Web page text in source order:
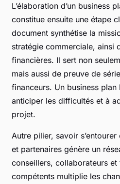
L’élaboration d’un business
constitue ensuite une étape
document synthétise la
stratégie commerciale, ainsi
financières. Il sert non
mais aussi de preuve de
financeurs. Un business
anticiper les difficultés et à
projet.
Autre pilier, savoir
et partenaires génère un
conseillers, collaborateurs et
compétents multiplie les